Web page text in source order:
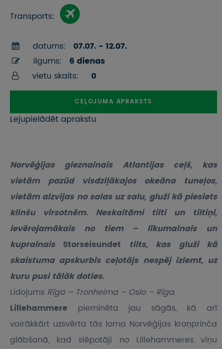
Transports:
datums:
07.07. - 12.07.
ilgums:
6 dienas
vietu skaits:
0
CEĻOJUMA APRAKSTS
Lejupielādēt aprakstu
Norvēģijas gleznainais Atlantijas ceļš, kas
vietām pazūd visdziļākajos okeāna tuneļos,
vietām aizvijas no salas uz salu, gluži kā piesiets
klinšu virsotnēm. Neskaitāmi tilti un tiltiņi,
ievērojamākais no tiem – līkumainais un
kuprainais Storseisundet tilts, kas gluži kā
skaistuma apskurbis ceļotājs nespēj izlemt, uz
kuru pusi tālāk doties.
Lidojums Rīga – Tronheima – Oslo – Rīga.
Lillehammere pieminēta jau sāgās, kā arī
vairākkārt uzsvērta tās loma Norvēģijas kroņprinča
glābšanā, kad slēpotāji no Lillehammeres viņu